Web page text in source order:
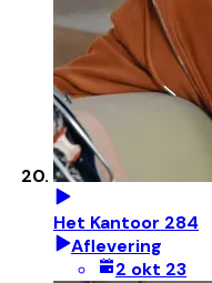
Het Kantoor 284
Aflevering
2 okt 23